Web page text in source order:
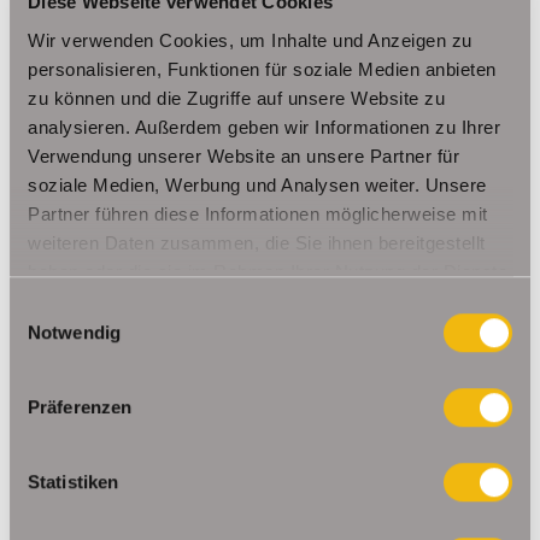
Wir verwenden Cookies, um Inhalte und Anzeigen zu
personalisieren, Funktionen für soziale Medien anbieten
zu können und die Zugriffe auf unsere Website zu
analysieren. Außerdem geben wir Informationen zu Ihrer
Verwendung unserer Website an unsere Partner für
soziale Medien, Werbung und Analysen weiter. Unsere
Partner führen diese Informationen möglicherweise mit
weiteren Daten zusammen, die Sie ihnen bereitgestellt
haben oder die sie im Rahmen Ihrer Nutzung der Dienste
Notwendig
Präferenzen
Statistiken